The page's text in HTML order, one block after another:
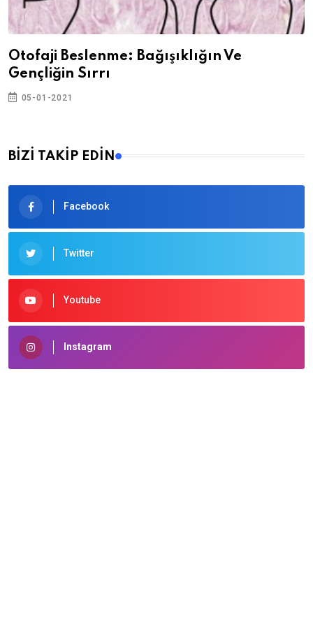
Otofaji Beslenme: Bağışıklığın Ve
Gençliğin Sırrı
05-01-2021
BİZİ TAKİP EDİN
Facebook
Twitter
Youtube
Instagram